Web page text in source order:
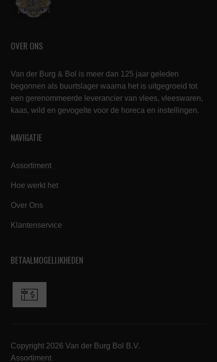
OVER ONS
Van der Burg & Bol is meer dan 125 jaar geleden
begonnen als buurtslager waarna het is uitgegroeid tot
een gerenommeerde leverancier van vlees, vleeswaren,
kaas, wild en gevogelte voor de horeca en instellingen.
NAVIGATIE
Assortiment
Hoe werkt het
Over Ons
Klantenservice
BETAALMOGELIJKHEDEN
Copyright 2026 Van der Burg Bol B.V.
Assortiment